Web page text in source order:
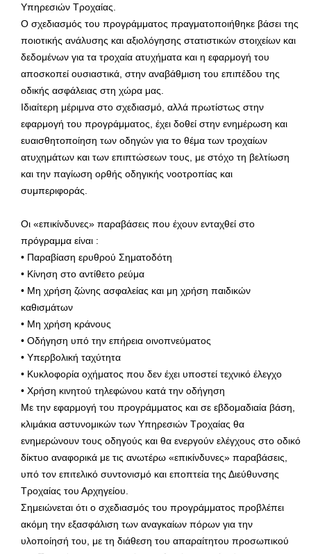
Υπηρεσιών Τροχαίας.
Ο σχεδιασμός του προγράμματος πραγματοποιήθηκε βάσει της
ποιοτικής ανάλυσης και αξιολόγησης στατιστικών στοιχείων και
δεδομένων για τα τροχαία ατυχήματα και η εφαρμογή του
αποσκοπεί ουσιαστικά, στην αναβάθμιση του επιπέδου της
οδικής ασφάλειας στη χώρα μας.
Ιδιαίτερη μέριμνα στο σχεδιασμό, αλλά πρωτίστως στην
εφαρμογή του προγράμματος, έχει δοθεί στην ενημέρωση και
ευαισθητοποίηση των οδηγών για το θέμα των τροχαίων
ατυχημάτων και των επιπτώσεων τους, με στόχο τη βελτίωση
και την παγίωση ορθής οδηγικής νοοτροπίας και
συμπεριφοράς.
Οι «επικίνδυνες» παραβάσεις που έχουν ενταχθεί στο
πρόγραμμα είναι :
• Παραβίαση ερυθρού Σηματοδότη
• Κίνηση στο αντίθετο ρεύμα
• Μη χρήση ζώνης ασφαλείας και μη χρήση παιδικών
καθισμάτων
• Μη χρήση κράνους
• Οδήγηση υπό την επήρεια οινοπνεύματος
• Υπερβολική ταχύτητα
• Κυκλοφορία οχήματος που δεν έχει υποστεί τεχνικό έλεγχο
• Χρήση κινητού τηλεφώνου κατά την οδήγηση
Με την εφαρμογή του προγράμματος και σε εβδομαδιαία βάση,
κλιμάκια αστυνομικών των Υπηρεσιών Τροχαίας θα
ενημερώνουν τους οδηγούς και θα ενεργούν ελέγχους στο οδικό
δίκτυο αναφορικά με τις ανωτέρω «επικίνδυνες» παραβάσεις,
υπό τον επιτελικό συντονισμό και εποπτεία της Διεύθυνσης
Τροχαίας του Αρχηγείου.
Σημειώνεται ότι ο σχεδιασμός του προγράμματος προβλέπει
ακόμη την εξασφάλιση των αναγκαίων πόρων για την
υλοποίησή του, με τη διάθεση του απαραίτητου προσωπικού